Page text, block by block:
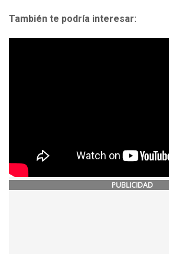
También te podría interesar:
PUBLICIDAD